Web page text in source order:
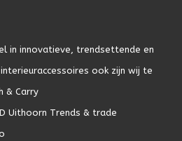
in innovatieve, trendsettende en
ook zijn wij te
& Carry
Uithoorn Trends & trade